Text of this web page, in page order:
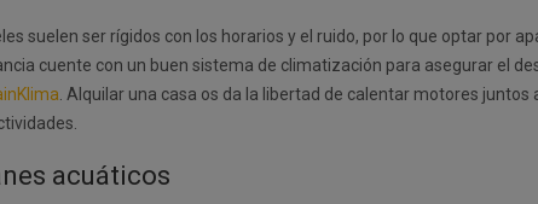
suelen ser rígidos con los horarios y el ruido, por lo que optar por
cuente con un buen sistema de climatización para asegurar el
. Alquilar una casa os da la libertad de calentar motores
acuáticos